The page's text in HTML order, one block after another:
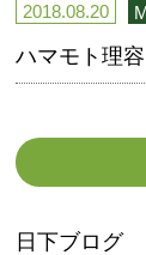
2018.08.20
ハマモト理容
日下ブログ